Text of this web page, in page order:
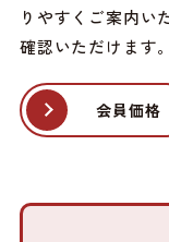
りやすくご案内い
確認いただけます。
会員価格